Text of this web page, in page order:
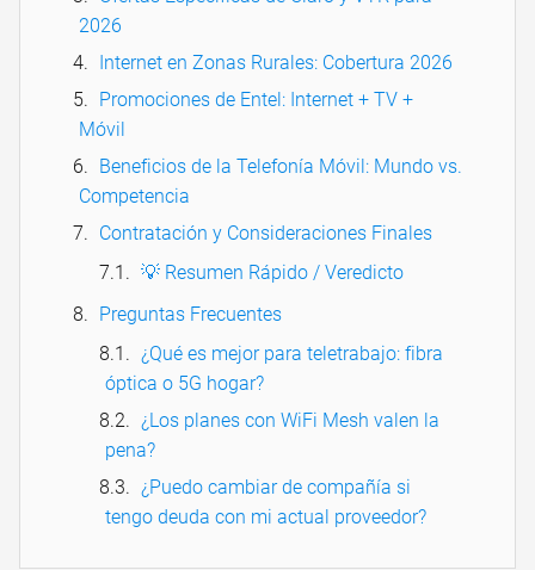
2026
Internet en Zonas Rurales: Cobertura 2026
Promociones de Entel: Internet + TV +
Móvil
Beneficios de la Telefonía Móvil: Mundo vs.
Competencia
Contratación y Consideraciones Finales
💡 Resumen Rápido / Veredicto
Preguntas Frecuentes
¿Qué es mejor para teletrabajo: fibra
óptica o 5G hogar?
¿Los planes con WiFi Mesh valen la
pena?
¿Puedo cambiar de compañía si
tengo deuda con mi actual proveedor?